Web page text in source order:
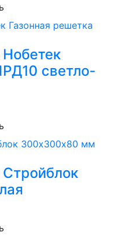
светло-
Стройблок